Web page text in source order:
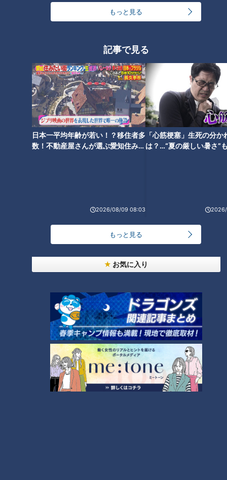
もっと見る
記事で見る
日本一平均年齢が若い！？移住者多
数！不動産屋さんが選ぶ愛知住みた
2026/08/09 08:03
「心筋梗塞」生死の分か
は？…“夏の厳しい暑さ”
もっと見る
お気に入り
#SBS静岡放送 #コラボ #静岡 #
#みてちょてれび #反省会 #柳沢
アナ #夏目アナ #榊原アナ #永
【東海地方の魅力を紹介】グル
メ通ハイヒールのモモコ姉さん
おすすめの名古屋のお店
【切り抜きみてちょ】過去一ビ
ックリしている榊原アナ #榊原
アナ #加藤由香アナ #角上アナ
#鉄道 #鉄オタ
ASMR？ #みてちょてれび #榊
ー #みてちょてれび #柳沢アナ
#CBC
夏目みな美
番組紹介
アナウンサー
アナウンサーYouTube企画
ホームページ